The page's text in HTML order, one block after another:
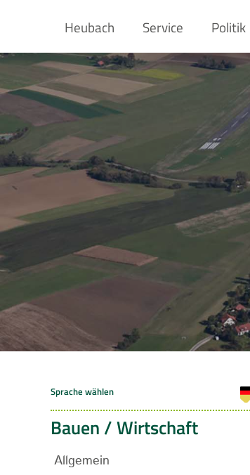
Heubach Service Politik
Bauen / Wirtschaft
Allgemein